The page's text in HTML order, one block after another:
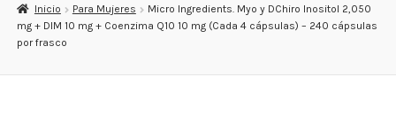
Carrito
Inicio Para Mujeres
Micro Ingredients. Myo y DChiro Inositol 2,050
mg + DIM 10 mg + Coenzima Q10 10 mg (Cada 4 cápsulas) – 240 cápsulas
por frasco